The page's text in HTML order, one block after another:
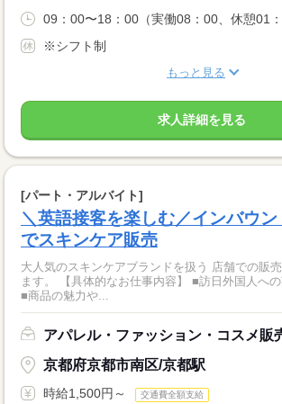
09：00〜18：00（実働08：00、休憩01
※シフト制
もっと見る
求人詳細を見る
[パート・アルバイト]
＼英語接客を楽しむ／インバウ
でスキンケア販売
大人気のスキンケアブランドを扱う 店舗での販
ます。 【具体的なお仕事内容】 ■訪日外国人への英語での接客対応
■商品の魅力や...
アパレル・ファッション・コスメ販
京都府京都市南区/京都駅
時給1,500円～ 交通費全額支給